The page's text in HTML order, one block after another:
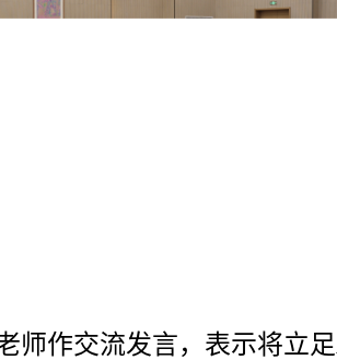
师作交流发言，表示将立足